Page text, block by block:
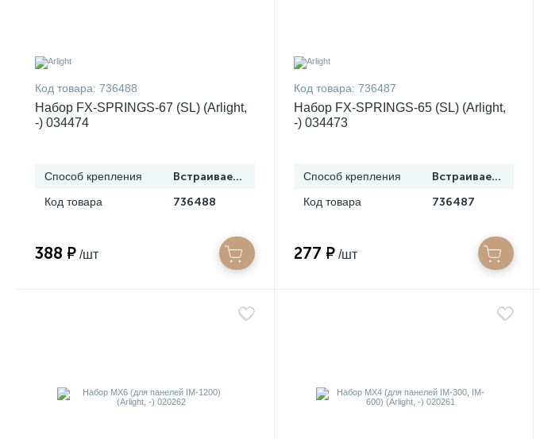
Код товара: 736488
Набор FX-SPRINGS-67 (SL) (Arlight,
-) 034474
Способ крепления Встраиваемый
Код товара 736488
388 ₽ /шт
Код товара: 736487
Набор FX-SPRINGS-65 (SL) (Arlight,
-) 034473
Способ крепления Встраиваемый
Код товара 736487
277 ₽ /шт